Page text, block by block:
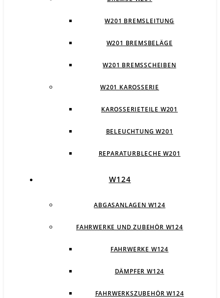
W201 BREMSLEITUNG
W201 BREMSBELÄGE
W201 BREMSSCHEIBEN
W201 KAROSSERIE
KAROSSERIETEILE W201
BELEUCHTUNG W201
REPARATURBLECHE W201
W124
ABGASANLAGEN W124
FAHRWERKE UND ZUBEHÖR W124
FAHRWERKE W124
DÄMPFER W124
FAHRWERKSZUBEHÖR W124